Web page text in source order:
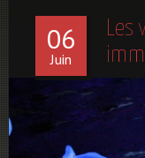
06
Juin
Les